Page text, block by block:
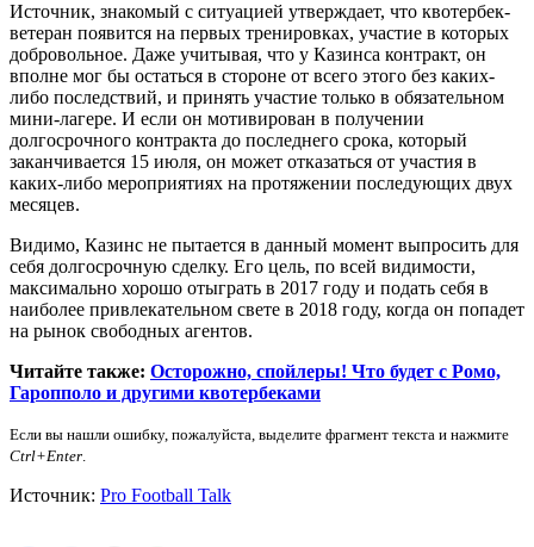
Источник, знакомый с ситуацией утверждает, что квотербек-
ветеран появится на первых тренировках, участие в которых
добровольное. Даже учитывая, что у Казинса контракт, он
вполне мог бы остаться в стороне от всего этого без каких-
либо последствий, и принять участие только в обязательном
мини-лагере. И если он мотивирован в получении
долгосрочного контракта до последнего срока, который
заканчивается 15 июля, он может отказаться от участия в
каких-либо мероприятиях на протяжении последующих двух
месяцев.
Видимо, Казинс не пытается в данный момент выпросить для
себя долгосрочную сделку. Его цель, по всей видимости,
максимально хорошо отыграть в 2017 году и подать себя в
наиболее привлекательном свете в 2018 году, когда он попадет
на рынок свободных агентов.
Читайте также: Осторожно, спойлеры! Что будет с Ромо,
Гаропполо и другими квотербеками
Если вы нашли ошибку, пожалуйста, выделите фрагмент текста и нажмите
Ctrl+Enter.
Источник: Pro Football Talk